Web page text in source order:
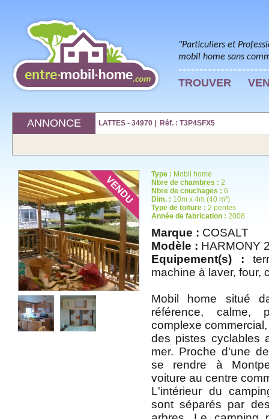
"Particuliers et
mobil home sans
TROUVER
ANNONCE LATTES - 34970 | Réf. : T3P4SFX5
Type : Mobil home
Nbre de chambres : 2
Nbre de couchages : 6
Dim. : 10m x 4m (40 m²)
Type de toiture : 2 pentes
Année de fabrication : 2008
Marque : COSALT
Modèle : HARMONY
Equipement(s) :
machine à laver, four,
Mobil home situé
référence,
complexe
des pistes cyclables
mer. Proche d'une
se rendre à
voiture au centre
L'intérieur du
sont séparés par